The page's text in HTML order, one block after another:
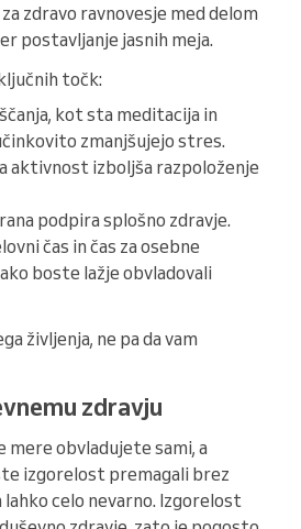
zdravo ravnovesje med delom
postavljanje jasnih meja.
točk:
kot sta meditacija in
zmanjšujejo stres.
aktivnost izboljša razpoloženje
podpira splošno zdravje.
čas in čas za osebne
boste lažje obvladovali
življenja, ne pa da vam
zdravju
mere obvladujete sami, a
izgorelost premagali brez
lahko celo nevarno. Izgorelost